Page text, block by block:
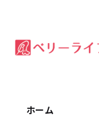
ホーム